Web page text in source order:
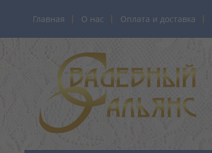
Главная О нас Оплата и доставка